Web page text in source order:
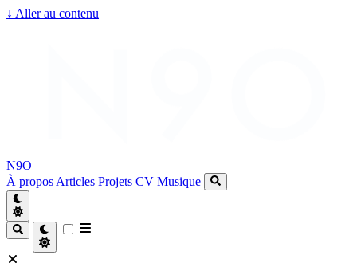
↓ Aller au contenu
N9O
À propos Articles Projets CV Musique